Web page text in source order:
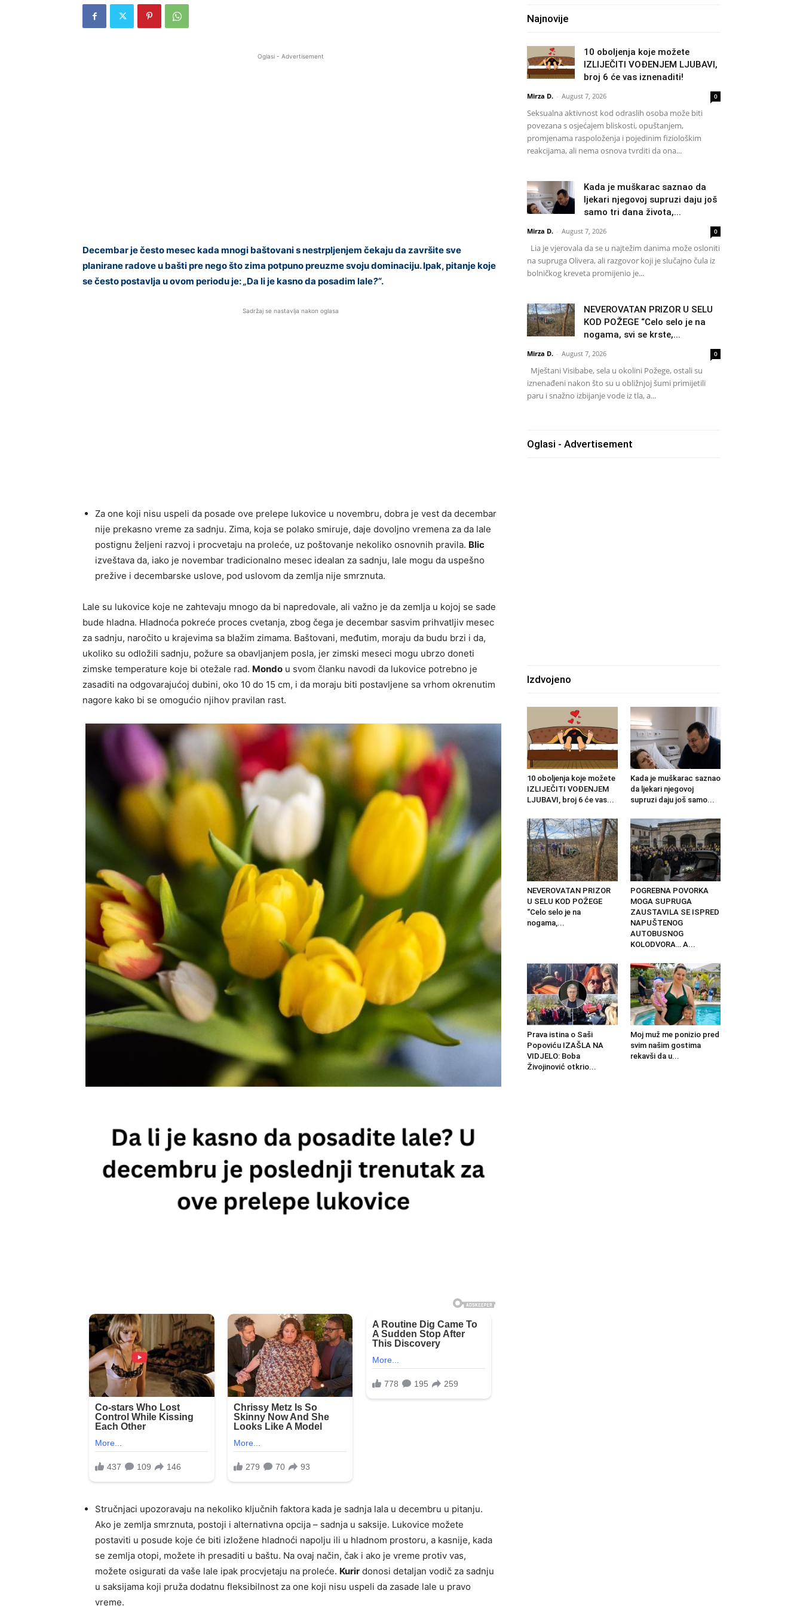
Oglasi - Advertisement
Decembar je često mesec kada mnogi baštovani s nestrpljenjem čekaju da završite sve
planirane radove u bašti pre nego što zima potpuno preuzme svoju dominaciju. Ipak, pitanje koje
se često postavlja u ovom periodu je:„Da li je kasno da posadim lale?“.
Sadržaj se nastavlja nakon oglasa
Za one koji nisu uspeli da posade ove prelepe lukovice u novembru, dobra je vest da decembar
nije prekasno vreme za sadnju. Zima, koja se polako smiruje, daje dovoljno vremena za da lale
postignu željeni razvoj i procvetaju na proleće, uz poštovanje nekoliko osnovnih pravila. Blic
izveštava da, iako je novembar tradicionalno mesec idealan za sadnju, lale mogu da uspešno
prežive i decembarske uslove, pod uslovom da zemlja nije smrznuta.
Lale su lukovice koje ne zahtevaju mnogo da bi napredovale, ali važno je da zemlja u kojoj se sade
bude hladna. Hladnoća pokreće proces cvetanja, zbog čega je decembar sasvim prihvatljiv mesec
za sadnju, naročito u krajevima sa blažim zimama. Baštovani, međutim, moraju da budu brzi i da,
ukoliko su odložili sadnju, požure sa obavljanjem posla, jer zimski meseci mogu ubrzo doneti
zimske temperature koje bi otežale rad. Mondo u svom članku navodi da lukovice potrebno je
zasaditi na odgovarajućoj dubini, oko 10 do 15 cm, i da moraju biti postavljene sa vrhom okrenutim
nagore kako bi se omogućio njihov pravilan rast.
Stručnjaci upozoravaju na nekoliko ključnih faktora kada je sadnja lala u decembru u pitanju.
Ako je zemlja smrznuta, postoji i alternativna opcija – sadnja u saksije. Lukovice možete
postaviti u posude koje će biti izložene hladnoći napolju ili u hladnom prostoru, a kasnije, kada
se zemlja otopi, možete ih presaditi u baštu. Na ovaj način, čak i ako je vreme protiv vas,
možete osigurati da vaše lale ipak procvjetaju na proleće. Kurir donosi detaljan vodič za sadnju
u saksijama koji pruža dodatnu fleksibilnost za one koji nisu uspeli da zasade lale u pravo
vreme.
Najnovije
10 oboljenja koje možete
IZLIJEČITI VOĐENJEM LJUBAVI,
broj 6 će vas iznenaditi!
Mirza D. - August 7, 2026 0
Seksualna aktivnost kod odraslih osoba može biti
povezana s osjećajem bliskosti, opuštanjem,
promjenama raspoloženja i pojedinim fiziološkim
reakcijama, ali nema osnova tvrditi da ona...
Kada je muškarac saznao da
ljekari njegovoj supruzi daju još
samo tri dana života,...
Mirza D. - August 7, 2026 0
Lia je vjerovala da se u najtežim danima može osloniti
na supruga Olivera, ali razgovor koji je slučajno čula iz
bolničkog kreveta promijenio je...
NEVEROVATAN PRIZOR U SELU
KOD POŽEGE “Celo selo je na
nogama, svi se krste,...
Mirza D. - August 7, 2026 0
Mještani Visibabe, sela u okolini Požege, ostali su
iznenađeni nakon što su u obližnjoj šumi primijetili
paru i snažno izbijanje vode iz tla, a...
Oglasi - Advertisement
Izdvojeno
10 oboljenja koje možete
IZLIJEČITI VOĐENJEM
LJUBAVI, broj 6 će vas...
Kada je muškarac saznao
da ljekari njegovoj
supruzi daju još samo...
NEVEROVATAN PRIZOR
U SELU KOD POŽEGE
“Celo selo je na
nogama,...
POGREBNA POVORKA
MOGA SUPRUGA
ZAUSTAVILA SE ISPRED
NAPUŠTENOG
AUTOBUSNOG
KOLODVORA… A...
Prava istina o Saši
Popoviću IZAŠLA NA
VIDJELO: Boba
Živojinović otkrio...
Moj muž me ponizio pred
svim našim gostima
rekavši da u...